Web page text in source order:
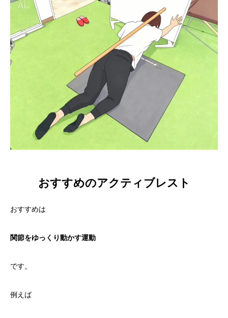
おすすめのアクティブレスト
おすすめは
関節をゆっくり動かす運動
です。
例えば